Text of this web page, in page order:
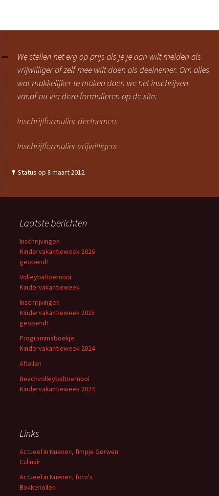
We stellen het erg op prijs als je je aan wilt melden als
vrijwilliger of zelf mee wilt doen als deelnemer. Om alles
wat makkelijker te maken doen we het inschrijven
vanaf nu via deze formulieren op de site:
Inschrijfformulier deelnemers
Inschrijfformulier vrijwilligers
Status op 8 maart 2012
Laatste berichten
Inschrijvingen
Kindervakantieweek 2026
geopend!
Volleybaltoernooi
Kindervakantieweek
Inschrijvingen
Kindervakantieweek 2025
geopend!
Programmaboekje
Kindervakantieweek 2024
Aftellen
Beachvolleybaltoernooi
Kindervakantieweek 2024
Links
Actueel in Nuenen, fimpje Gerwen
Culinair
Actueel in Nuenen, foto's
Bokkenollen